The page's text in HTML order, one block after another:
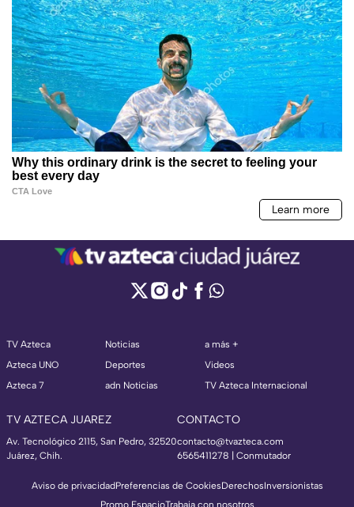
TV Azteca
Azteca UNO
Azteca 7
Noticias
Deportes
adn Noticias
a más +
Videos
TV Azteca Internacional
TV AZTECA JUAREZ
Av. Tecnológico 2115, San Pedro, 32520
Juárez, Chih.
CONTACTO
contacto@tvazteca.com
6565411278 | Conmutador
Aviso de privacidadPreferencias de CookiesDerechosInversionistas
Promo EspacioTrabaja con nosotros